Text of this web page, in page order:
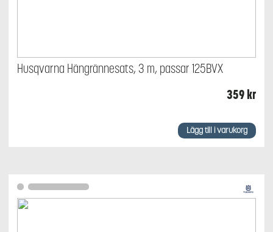
Husqvarna Hängrännesats, 3 m, passar 125BVX
359kr
Lägg till i varukorg